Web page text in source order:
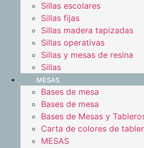
Sillas escolares
Sillas fijas
Sillas madera tapizadas
Sillas operativas
Sillas y mesas de resina
Sillas
MESAS
Bases de mesa
Bases de mesa
Bases de Mesas y
Carta de colores de
MESAS